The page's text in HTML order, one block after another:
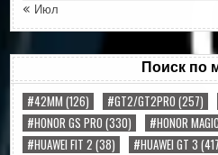
« Июл
Поиск по
#42MM (126) #GT2/GT2PRO (257)
#HONOR GS PRO (330) #HONOR
#HUAWEI FIT 2 (38) #HUAWEI GT 3